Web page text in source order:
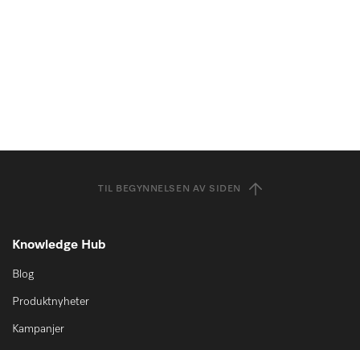
TIL BEGYNNELSEN AV SIDEN
Knowledge Hub
Blog
Produktnyheter
Kampanjer